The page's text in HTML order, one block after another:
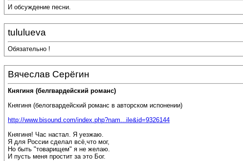
И обсуждение песни.
tululueva
Обязательно !
Вячеслав Серёгин
Княгиня (белгвардейский романс)
Княгиня (белогвардейский романс в авторском испонении)
http://www.bisound.com/index.php?nam...ile&id=9326144
Княгиня! Час настал. Я уезжаю.
Я для России сделал всё,что мог,
Но быть "товарищем" я не желаю.
И пусть меня простит за это Бог.